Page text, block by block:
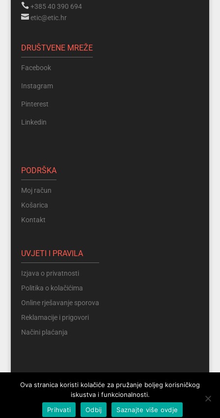
+385 40 390 694
etic@etic.hr
DRUŠTVENE MREŽE
Facebook
Instagram
Pinterest
Linkedin
PODRŠKA
Moj račun
Košarica
Kontakt
UVJETI I PRAVILA
Izjava o privatnosti
Politika o kolačićima
Online rješavanje sporova
Reklamacije i prigovori
Načini plaćanja
© www.etic.hr. Sva prava pridržana
Ova stranica koristi kolačiće za pružanje boljeg korisničkog
iskustva i funkcionalnosti.
Prihvati
Odbij Saznajte više ovdje